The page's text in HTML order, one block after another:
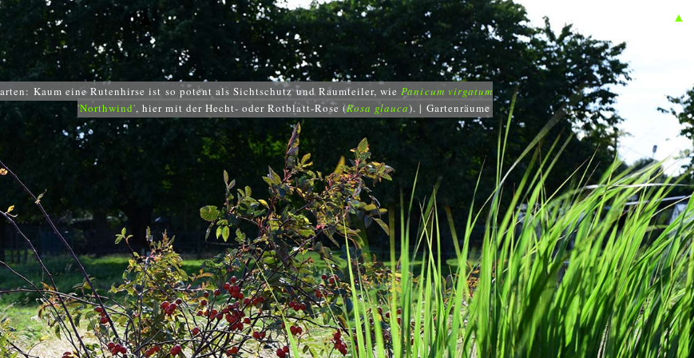
Kaum eine Rutenhirse ist so potent als Sichtschutz und Raumteiler, wiePanicum virgatum
'Northwind', hier mit der Hecht- oder Rotblatt-Rose (Rosa glauca). | Gartenräume
▲ ▲